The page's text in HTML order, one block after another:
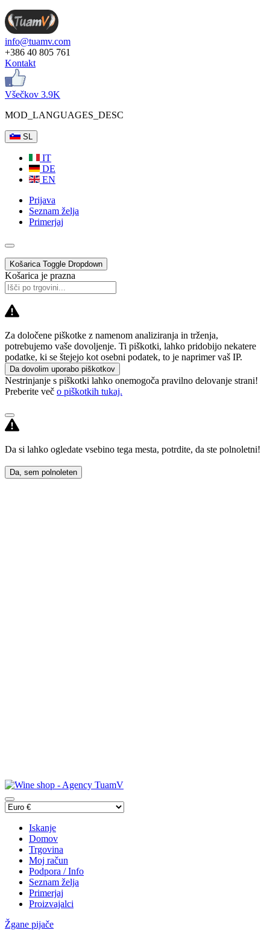
info@tuamv.com
+386 40 805 761
Kontakt
Všečkov 3.9K
MOD_LANGUAGES_DESC
SL
IT
DE
EN
Prijava
Seznam želja
Primerjaj
Košarica Toggle Dropdown
Košarica je prazna
Za določene piškotke z namenom analiziranja in trženja,
potrebujemo vaše dovoljenje. Ti piškotki, lahko pridobijo nekatere
podatke, ki se štejejo kot osebni podatek, to je naprimer vaš IP.
Da dovolim uporabo piškotkov
Nestrinjanje s piškotki lahko onemogoča pravilno delovanje strani!
Preberite več o piškotkih tukaj.
Da si lahko ogledate vsebino tega mesta, potrdite, da ste polnoletni!
Da, sem polnoleten
Iskanje
Domov
Trgovina
Moj račun
Podpora / Info
Seznam želja
Primerjaj
Proizvajalci
Žgane pijače